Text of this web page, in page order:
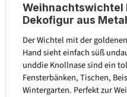
Weihnachtswichtel
Dekofigur aus
Der Wichtel mit der
Hand sieht einfach süß
unddie Knollnase sind ein
Fensterbänken, Tischen,
Wintergarten. Perfekt zur